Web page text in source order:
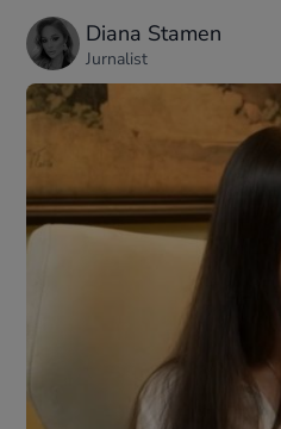
Diana Stamen
Jurnalist